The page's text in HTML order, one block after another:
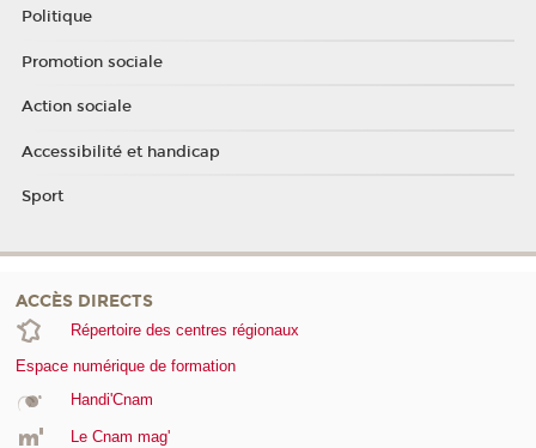
Politique
Promotion sociale
Action sociale
Accessibilité et handicap
Sport
ACCÈS DIRECTS
Répertoire des centres régionaux
Espace numérique de formation
Handi'Cnam
Le Cnam mag'